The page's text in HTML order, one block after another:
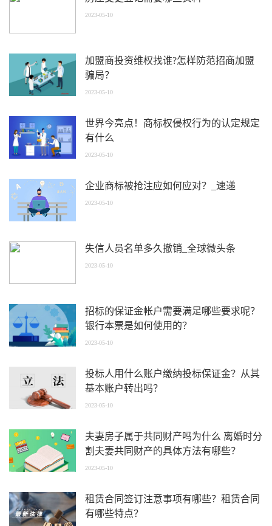
2023-05-10
加盟商投资维权找谁?怎样防范招商加盟
骗局？
2023-05-10
世界今亮点！商标权侵权行为的认定规定
有什么
2023-05-10
企业商标被抢注应如何应对？_速递
2023-05-10
失信人员名单多久撤销_全球微头条
2023-05-10
招标的保证金帐户需要满足哪些要求呢？
银行本票是如何使用的？
2023-05-10
投标人用什么账户缴纳投标保证金？从其
基本账户转出吗？
2023-05-10
夫妻房子属于共同财产吗为什么 离婚时分
割夫妻共同财产的具体方法有哪些？
2023-05-10
租赁合同签订注意事项有哪些？租赁合同
有哪些特点？